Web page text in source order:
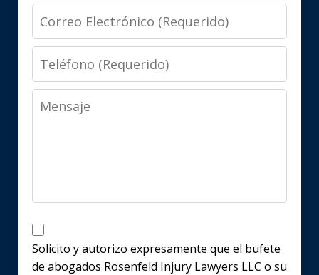
Correo
Electrónico
Teléfono
Mensaje
Disclaimer
Solicito y autorizo expresamente que el bufete
de abogados Rosenfeld Injury Lawyers LLC o su